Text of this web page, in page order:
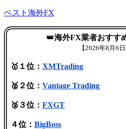
ベスト海外FX
👑海外FX業者おすす
【2026年8月6日
🥇１位： XMTrading
🥈２位： Vantage Trading
🥉３位： FXGT
４位： BigBoss